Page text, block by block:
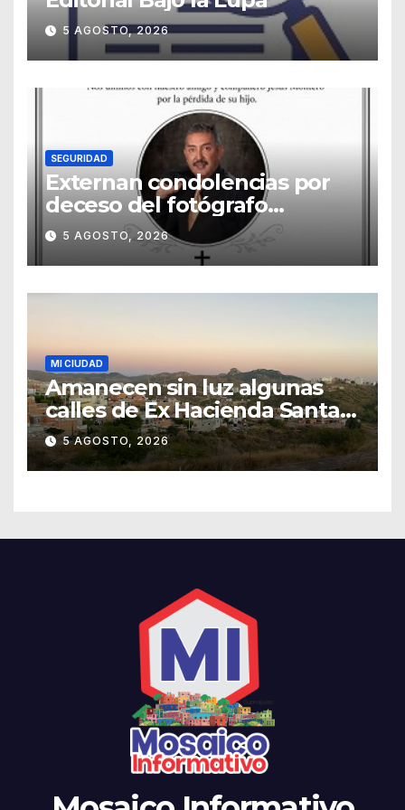
5 AGOSTO, 2026
SEGURIDAD
Externan condolencias por
deceso del fotógrafo
Emmanuel Montero
5 AGOSTO, 2026
MI CIUDAD
Amanecen sin luz algunas
calles de Ex Hacienda Santa
Teresa
5 AGOSTO, 2026